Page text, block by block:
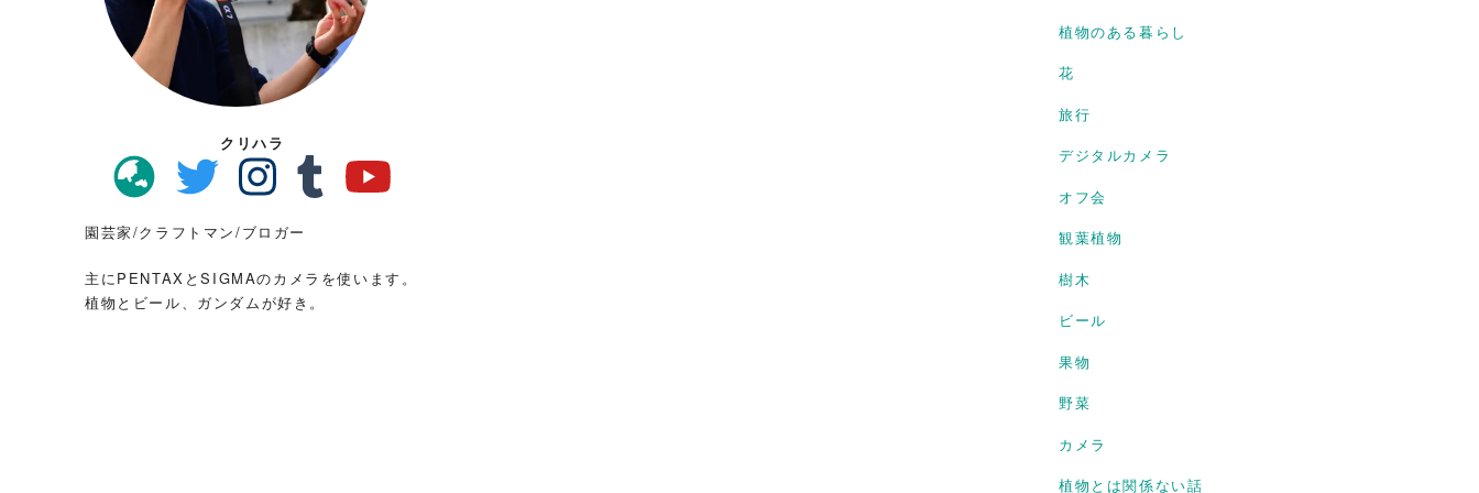
クリハラ
園芸家/クラフトマン/ブロガー
主にPENTAXとSIGMAのカメラを使います。
植物とビール、ガンダムが好き。
植物のある暮らし
花
旅行
デジタルカメラ
オフ会
観葉植物
樹木
ビール
果物
野菜
カメラ
植物とは関係ない話